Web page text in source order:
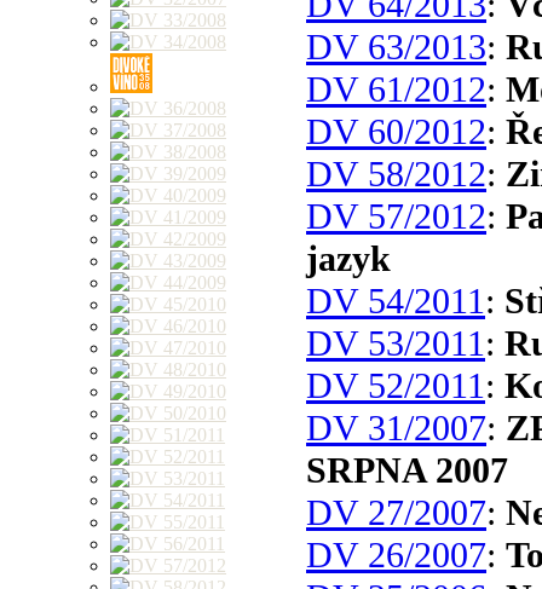
DV 63/2013:
DV 61/2012:
DV 60/2012:
DV 58/2012:
DV 57/2012:
jazyk
DV 54/2011:
DV 53/2011:
DV 52/2011:
DV 31/2007:
SRPNA 2007
DV 27/2007:
DV 26/2007: